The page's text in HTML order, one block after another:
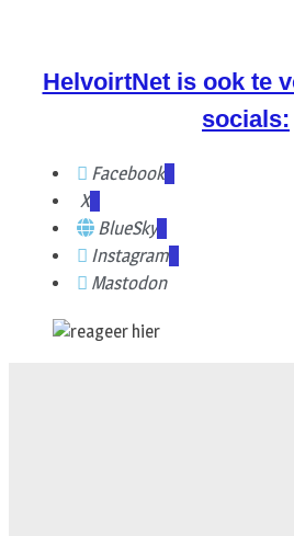
HelvoirtNet is ook te
socials:
Facebook
X
BlueSky
Instagram
Mastodon